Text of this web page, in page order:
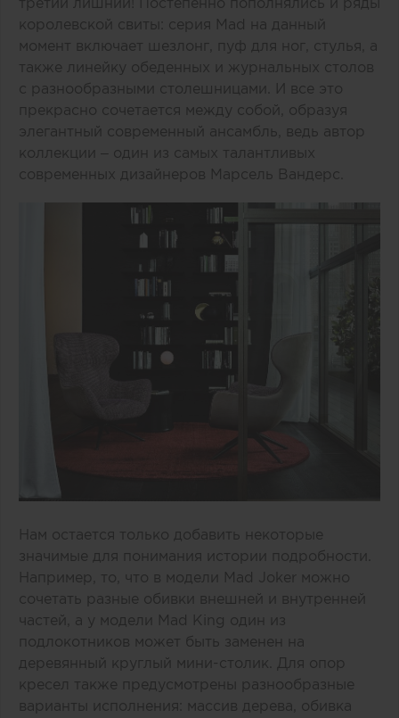
королевской свиты: серия Mad на данный
момент включает шезлонг, пуф для ног, стулья, а
также линейку обеденных и журнальных столов
с разнообразными столешницами. И все это
прекрасно сочетается между собой, образуя
элегантный современный ансамбль, ведь автор
коллекции – один из самых талантливых
современных дизайнеров Марсель Вандерс.
Нам остается только добавить некоторые
значимые для понимания истории подробности.
Например, то, что в модели Mad Joker можно
сочетать разные обивки внешней и внутренней
частей, а у модели Mad King один из
подлокотников может быть заменен на
деревянный круглый мини-столик. Для опор
кресел также предусмотрены разнообразные
варианты исполнения: массив дерева, обивка